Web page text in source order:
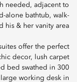
needed, adjacent to
alone bathtub, walk-
his & her vanity area.
offer the perfect
decor, lush carpet
bed swathed in 300
working desk in